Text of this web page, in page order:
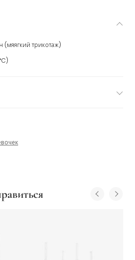
(мяягкий трикотаж)